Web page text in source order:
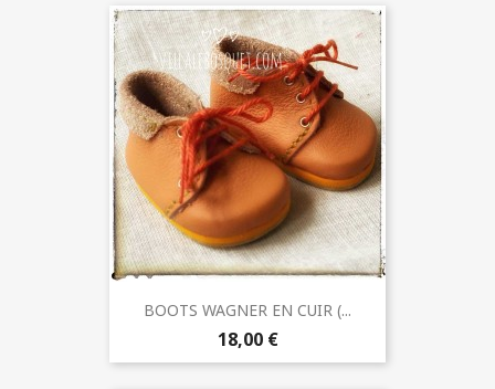
BOOTS WAGNER EN CUIR (...
18,00 €